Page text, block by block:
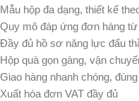
Mẫu hộp đa dạng, thiết kế
Quy mô đáp ứng đơn hàng
Đầy đủ hồ sơ năng lực đấu
Hộp quà gọn gàng, vận
Giao hàng nhanh chóng,
Xuất hóa đơn VAT đầy đủ